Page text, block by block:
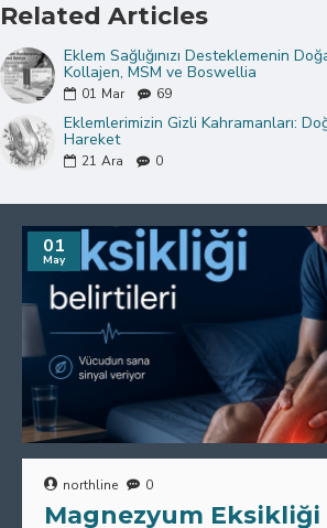
Related Articles
Eklem Sağlığınızı Desteklemenin
Kollajen, MSM ve Boswellia
01 Mar 69
Eklemlerimizin Gizli Kahramanları:
Hareket
21 Ara 0
01
May
northline 0
Magnezyum